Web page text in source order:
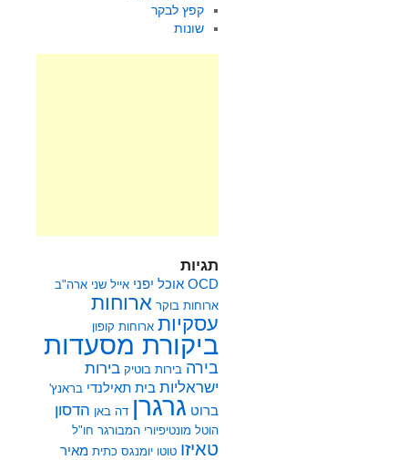
קפץ לבקר
שונות
תגיות
OCD אוכל יפני אייל שני ארה"ב
ארוחות בוקר ארוחות
עסקיות ארוחות קופון
ביקורת מסעדות
בירה בירות בוטיק בירות
ישראליות בית תאילנדי בראנץ'
ברוט גרגרן דה באן הדסון
הוטל מונטיפיורי המבורגר חו"ל
טאיזו טוטו יומנגס כתית מאיר